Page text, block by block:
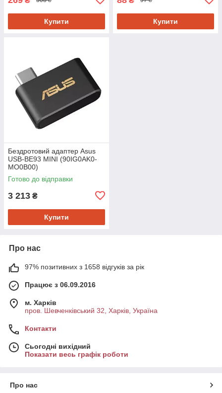
Купити Купити
Бездротовий адаптер Asus
USB-BE93 MINI (90IG0AK0-
MO0B00)
Готово до відправки
3 213 ₴
Купити
Про нас
97% позитивних з 1658 відгуків за рік
Працює з 06.09.2016
м. Харків
пров. Шевченківський 32, Харків, Україна
Контакти
Сьогодні вихідний
Показати весь графік роботи
Про нас